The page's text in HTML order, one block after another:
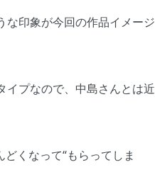
な印象が今回の作品イメージ
イプなので、中島さんとは近
くなって“もらってしま